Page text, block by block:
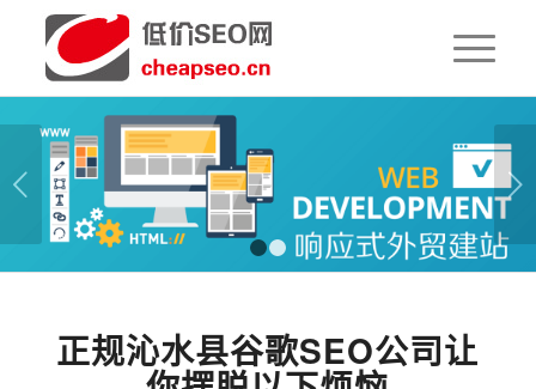
下一页
1 2
正规沁水县谷歌SEO公司让